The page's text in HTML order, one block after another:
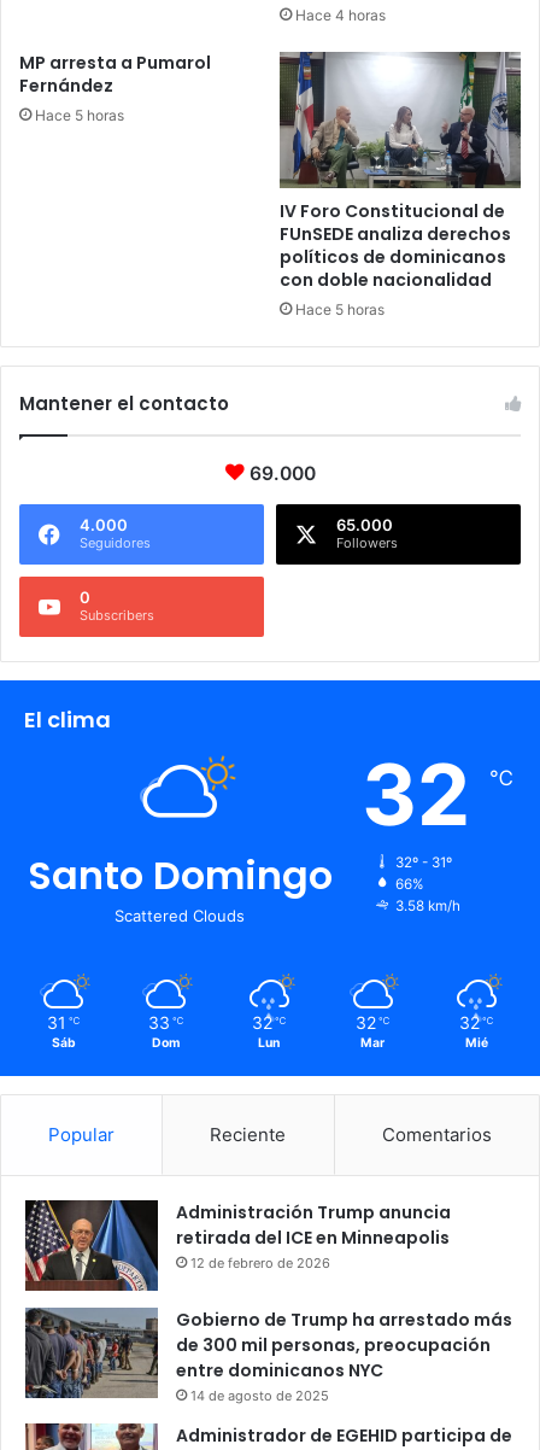
Hace 4 horas
MP arresta a Pumarol
Fernández
Hace 5 horas
IV Foro Constitucional de
FUnSEDE analiza derechos
políticos de dominicanos
con doble nacionalidad
Hace 5 horas
Mantener el contacto
69.000
4.000
Seguidores
65.000
Followers
0
Subscribers
El clima
Santo Domingo
Scattered Clouds
32 ℃
32º - 31º
66%
3.58 km/h
31 ℃
Sáb
33 ℃
Dom
32 ℃
Lun
32 ℃
Mar
32 ℃
Mié
Popular Reciente Comentarios
Administración Trump anuncia
retirada del ICE en Minneapolis
12 de febrero de 2026
Gobierno de Trump ha arrestado más
de 300 mil personas, preocupación
entre dominicanos NYC
14 de agosto de 2025
Administrador de EGEHID participa de